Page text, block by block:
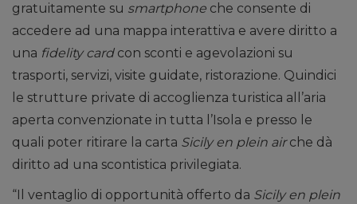
gratuitamente su smartphone che consente di
accedere ad una mappa interattiva e avere diritto a
una fidelity cardcon sconti e agevolazioni su
trasporti, servizi, visite guidate, ristorazione. Quindici
le strutture private di accoglienza turistica all’aria
aperta convenzionate in tutta l’Isola e presso le
quali poter ritirare la carta Sicily en plein airche dà
diritto ad una scontistica privilegiata.
“Il ventaglio di opportunità offerto da Sicily en plein